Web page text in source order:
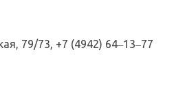
79/73, +7 (4942) 64‒13‒77